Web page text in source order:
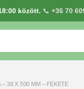
között. 📞 +36 70
– 38 X 500 MM – FEKETE